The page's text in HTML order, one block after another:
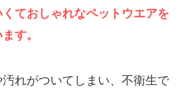
ておしゃれなペットウエアを
す。
れがついてしまい、不衛生で